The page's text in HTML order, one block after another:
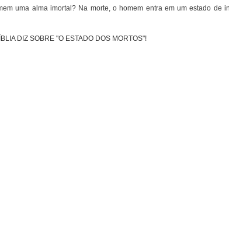
uma alma imortal? Na morte, o homem entra em um estado de
DIZ SOBRE "O ESTADO DOS MORTOS"!